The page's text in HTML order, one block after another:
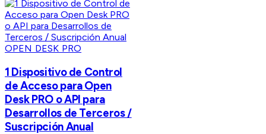
OPEN DESK PRO
1 Dispositivo de Control
de Acceso para Open
Desk PRO o API para
Desarrollos de Terceros /
Suscripción Anual